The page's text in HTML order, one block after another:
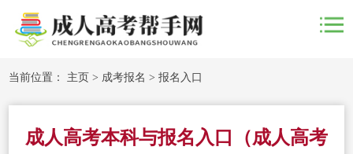
当前位置： 主页 > 成考报名 >报名入口
成人高考本科与报名入口（成人高考